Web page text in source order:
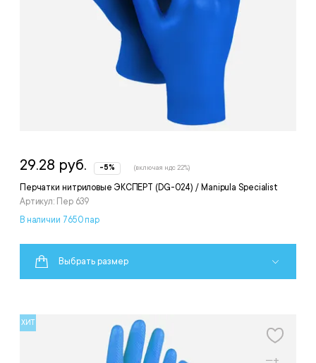
Перчатки нитриловые ЭКСПЕРТ (DG-024) / Manipula Specialist
Артикул: Пер 639
29.28 руб. -5% (включая ндс 22%)
В наличии 7650 пар
Выбрать размер
ХИТ